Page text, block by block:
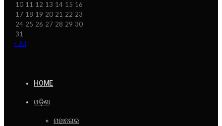
10 11 12 13 14 15 16
17 18 19 20 21 22 23
24 25 26 27 28 29 30
31
« Jul
HOME
ଓଡ଼ିଶା
ମହାନଗର